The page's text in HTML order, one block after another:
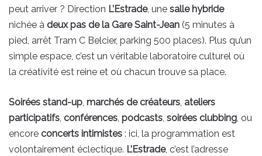
peut arriver ? Direction L’Estrade, une salle hybride
nichée à deux pas de la Gare Saint-Jean (5 minutes à
pied, arrêt Tram C Belcier, parking 500 places). Plus qu’un
simple espace, c’est un véritable laboratoire culturel où
la créativité est reine et où chacun trouve sa place.
Soirées stand-up, marchés de créateurs, ateliers
participatifs, conférences, podcasts, soirées clubbing, ou
encore concerts intimistes : ici, la programmation est
volontairement éclectique. L’Estrade, c’est l’adresse